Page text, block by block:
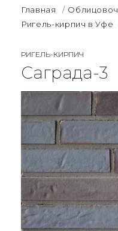
Главная /
Ригель-кирпич в Уфе
РИГЕЛЬ-КИРПИЧ
Саграда-3